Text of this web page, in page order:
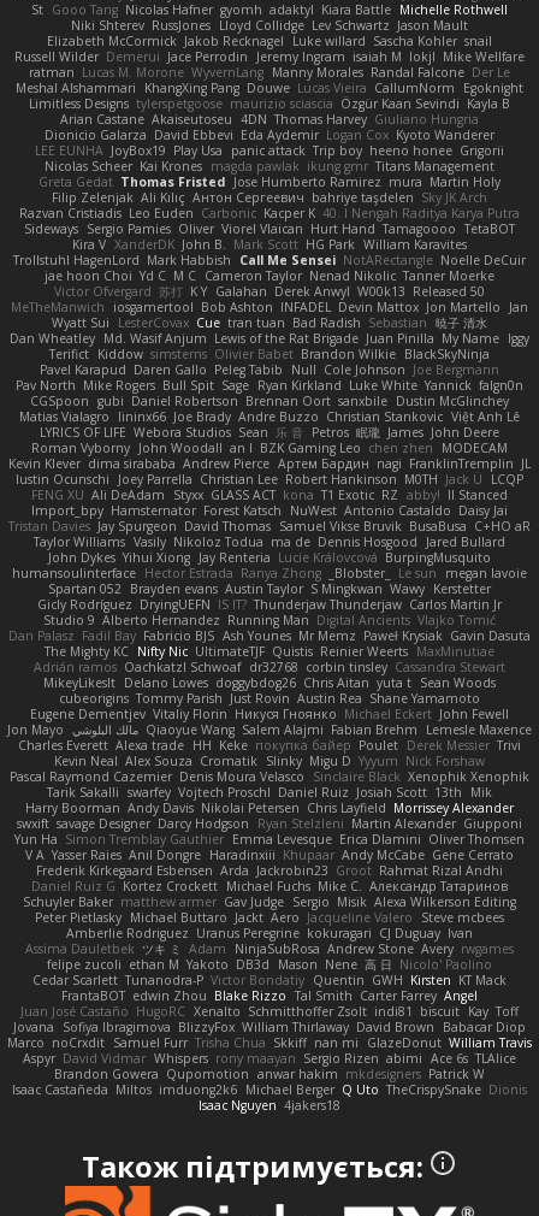
St Gooo Tang Nicolas Hafner gyomh adaktyl Kiara Battle Michelle Rothwell
Niki Shterev RussJones Lloyd Collidge Lev Schwartz Jason Mault
Elizabeth McCormick Jakob Recknagel Luke willard Sascha Kohler snail
Russell Wilder Demerui Jace Perrodin Jeremy Ingram isaiah M lokjl Mike Wellfare
ratman Lucas M. Morone WyvernLang Manny Morales Randal Falcone Der Le
Meshal Alshammari
KhangXing Pang Douwe Lucas Vieira CallumNorm
Egoknight
Limitless Designs tylerspetgoose maurizio sciascia Özgür Kaan Sevindi Kayla B
Arian Castane Akaiseutoseu 4DN Thomas Harvey Giuliano Hungria
Dionicio Galarza David Ebbevi Eda Aydemir Logan Cox Kyoto Wanderer
LEE EUNHA JoyBox19 Play Usa panic attack Trip boy heeno honee Grigorii
Nicolas Scheer Kai Krones magda pawlak ikung gmr Titans Management
Greta Gedat Thomas Fristed Jose Humberto Ramirez mura Martin Holy
Filip Zelenjak Ali Kılıç Антон Сергеевич bahriye taşdelen Sky JK Arch
Razvan Cristiadis Leo Euden Carbonic Kacper K 40. I Nengah Raditya Karya Putra
Sideways Sergio Pamies Oliver Viorel Vlaican Hurt Hand Tamagoooo TetaBOT
Kira V XanderDK John B. Mark Scott HG Park William Karavites
Trollstuhl HagenLord Mark Habbish Call Me Sensei NotARectangle Noelle DeCuir
jae hoon Choi Yd C M C Cameron Taylor Nenad Nikolic Tanner Moerke
Victor Ofvergard 苏打 K Y Galahan Derek Anwyl W00k13 Released 50
MeTheManwich
iosgamertool Bob Ashton INFADEL Devin Mattox Jon Martello
Jan
Wyatt Sui
LesterCovax Cue tran tuan Bad Radish Sebastian 暁子 清水
Dan Wheatley Md. Wasif Anjum Lewis of the Rat Brigade Juan Pinilla My Name Iggy
Terifict Kiddow simsterns Olivier Babet Brandon Wilkie BlackSkyNinja
Pavel Karapud Daren Gallo Peleg Tabib Null Cole Johnson Joe Bergmann
Pav North Mike Rogers Bull Spit Sage Ryan Kirkland Luke White Yannick falgn0n
CGSpoon gubi Daniel Robertson Brennan Oort sanxbile Dustin McGlinchey
Matias Vialagro
lininx66 Joe Brady Andre Buzzo Christian Stankovic Việt Anh Lê
LYRICS OF LIFE Webora Studios Sean 乐 音 Petros 眠瓏 James John Deere
Roman Vyborny John Woodall an l BZK Gaming Leo chen zhen
MODECAM
Kevin Klever dima sirababa Andrew Pierce Артем Бардин nagi FranklinTremplin JL
Iustin Ocunschi
Joey Parrella Christian Lee Robert Hankinson M0TH Jack Ü
LCQP
FENG XU Ali DeAdam Styxx GLASS ACT kona T1 Exotic RZ abby! ll Stanced
Import_bpy Hamsternator Forest Katsch NuWest Antonio Castaldo Daisy Jai
Tristan Davies Jay Spurgeon David Thomas Samuel Vikse Bruvik BusaBusa C+HO aR
Taylor Williams Vasily Nikoloz Todua ma de Dennis Hosgood
Jared Bullard
John Dykes Yihui Xiong Jay Renteria Lucie Královcová BurpingMusquito
humansoulinterface Hector Estrada Ranya Zhong _Blobster_ Le sun
megan lavoie
Spartan 052 Brayden evans Austin Taylor S Mingkwan Wawy Kerstetter
Gicly Rodríguez DryingUEFN IS IT? Thunderjaw Thunderjaw Carlos Martin Jr
Studio 9 Alberto Hernandez Running Man Digital Ancients Vlajko Tomić
Dan Palasz Fadil Bay Fabricio BJS Ash Younes Mr Memz Paweł Krysiak Gavin Dasuta
The Mighty KC Nifty Nic UltimateTJF Quistis Reinier Weerts MaxMinutiae
Adrián ramos Oachkatzl Schwoaf dr32768 corbin tinsley Cassandra Stewart
MikeyLikesIt Delano Lowes doggybdog26 Chris Aitan yuta t Sean Woods
cubeorigins Tommy Parish Just Rovin Austin Rea Shane Yamamoto
Eugene Dementjev Vitaliy Florin Никуся Гноянко Michael Eckert John Fewell
Jon Mayo مالك البلوشي Qiaoyue Wang Salem Alajmi Fabian Brehm
Lemesle Maxence
Charles Everett Alexa trade HH Keke покупка байер Poulet Derek Messier Trivi
Kevin Neal Alex Souza Cromatik Slinky Migu D Yyyum Nick Forshaw
Pascal Raymond Cazemier Denis Moura Velasco Sinclaire Black Xenophik Xenophik
Tarik Sakalli swarfey Vojtech Proschl Daniel Ruiz Josiah Scott 13th
Mik
Harry Boorman Andy Davis Nikolai Petersen Chris Layfield Morrissey Alexander
swxift savage Designer Darcy Hodgson Ryan Stelzleni Martin Alexander Giupponi
Yun Ha Simon Tremblay Gauthier Emma Levesque Erica Dlamini Oliver Thomsen
V A Yasser Raies Anil Dongre Haradinxiii Khupaar Andy McCabe Gene Cerrato
Frederik Kirkegaard Esbensen Arda Jackrobin23 Groot Rahmat Rizal Andhi
Daniel Ruiz G Kortez Crockett Michael Fuchs Mike C. Александр Татаринов
Schuyler Baker matthew armer Gav Judge Sergio Misik Alexa Wilkerson Editing
Peter Pietlasky Michael Buttaro Jackt Aero Jacqueline Valero
Steve mcbees
Amberlie Rodriguez Uranus Peregrine kokuragari CJ Duguay Ivan
Assima Dauletbek ツキ ミ Adam NinjaSubRosa Andrew Stone Avery rwgames
felipe zucoli ethan M Yakoto DB3d Mason Nene 高 日 Nicolo' Paolino
Cedar Scarlett Tunanodra-P Victor Bondatiy Quentin GWH Kirsten KT Mack
FrantaBOT edwin Zhou Blake Rizzo Tal Smith Carter Farrey Angel
Juan José Castaño HugoRC Xenalto Schmitthoffer Zsolt indi81 biscuit Kay Toff
Jovana
Sofiya Ibragimova BlizzyFox William Thirlaway David Brown
Babacar Diop
Marco noCrxdit Samuel Furr Trisha Chua Skkiff nan mi GlazeDonut William Travis
Aspyr David Vidmar Whispers rony maayan Sergio Rizen abimi Ace 6s TLAlice
Brandon Gowera Qupomotion anwar hakim mkdesigners Patrick W
Isaac Castañeda Miltos imduong2k6 Michael Berger Q Uto TheCrispySnake Dionis
Isaac Nguyen 4jakers18
Також підтримується: